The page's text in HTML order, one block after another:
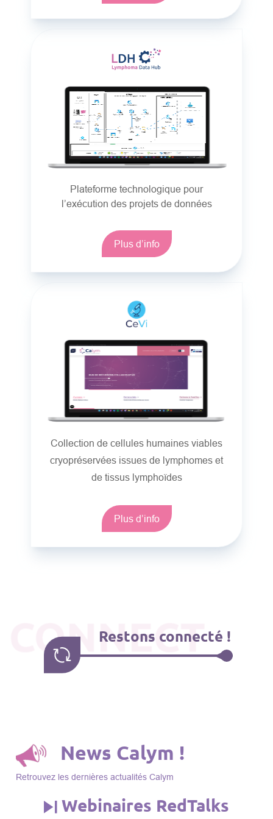
Plateforme technologique pour
l’exécution des projets de données
Plus d’info
Collection de cellules humaines viables
cryopréservées issues de lymphomes et
de tissus lymphoïdes
Plus d’info
CONNECT
Restons connecté !
News Calym !
Retrouvez les dernières actualités Calym
Webinaires RedTalks